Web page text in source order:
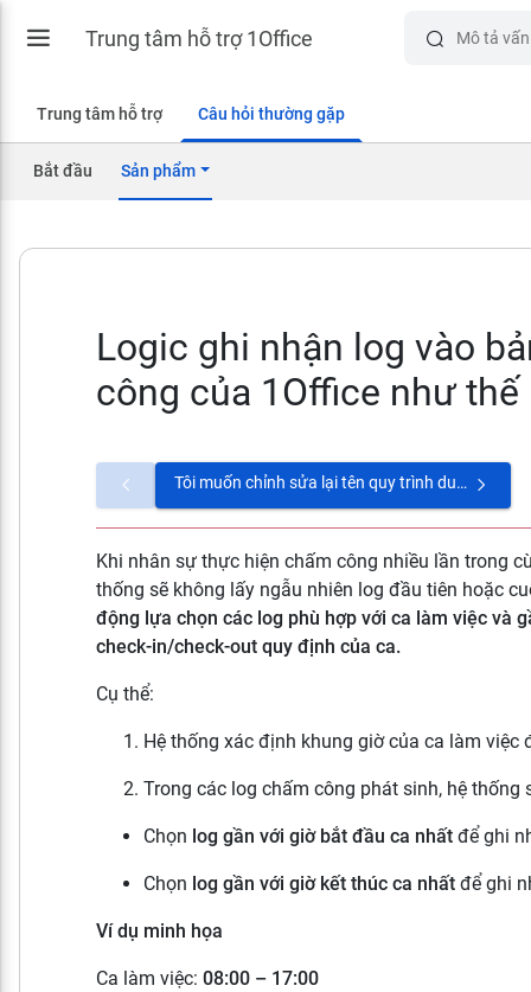
Trung tâm hỗ trợ 1Office
Trung tâm hỗ trợ Câu hỏi thường gặp
Bắt đầu Sản phẩm
Logic ghi nhận log vào
công của 1Office như thế
Tôi muốn chỉnh sửa lại tên quy trình duyệt thì vào đâu?
Khi nhân sự thực hiện chấm công nhiều lần trong
thống sẽ không lấy ngẫu nhiên log đầu tiên hoặc
động lựa chọn các log phù hợp với ca làm việc và
check-in/check-out quy định của ca.
Cụ thể:
Hệ thống xác định khung giờ của ca làm việc
Trong các log chấm công phát sinh, hệ thống
Chọn log gần với giờ bắt đầu ca nhất để ghi
Chọn log gần với giờ kết thúc ca nhất để ghi
Ví dụ minh họa
Ca làm việc: 08:00 – 17:00